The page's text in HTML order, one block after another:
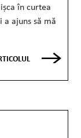
în curtea
a ajuns să mă